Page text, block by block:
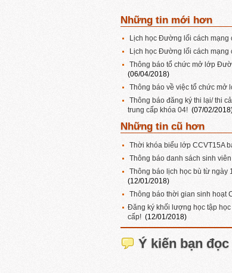
Những tin mới hơn
Lịch học Đường lối cách mạng
Lịch học Đường lối cách
Thông báo tổ chức mở lớp
(06/04/2018)
Thông báo về việc tổ chức
Thông báo đăng ký thi lại/ thi
trung cấp khóa 04! (07/02/
Những tin cũ hơn
Thời khóa biểu lớp CCVT15A
Thông báo danh sách sinh
Thông báo lịch học bù từ ngày
(12/01/2018)
Thông báo thời gian sinh hoạt
Đăng ký khối lượng học tập
cấp! (12/01/2018)
Ý kiến bạn đọc